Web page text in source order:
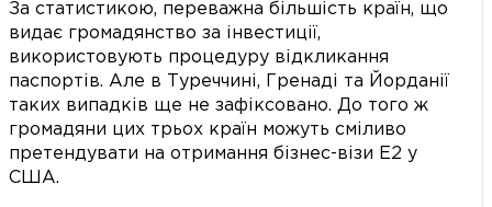
За статистикою, переважна більшість країн, що
видає громадянство за інвестиції,
використовують процедуру відкликання
паспортів. Але в Туреччині, Гренаді та Йорданії
таких випадків ще не зафіксовано. До того ж
громадяни цих трьох країн можуть сміливо
претендувати на отримання бізнес-візи Е2 у
США.